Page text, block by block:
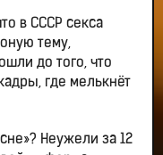
в СССР секса
тему,
до того, что
где мелькнёт
Неужели за 12